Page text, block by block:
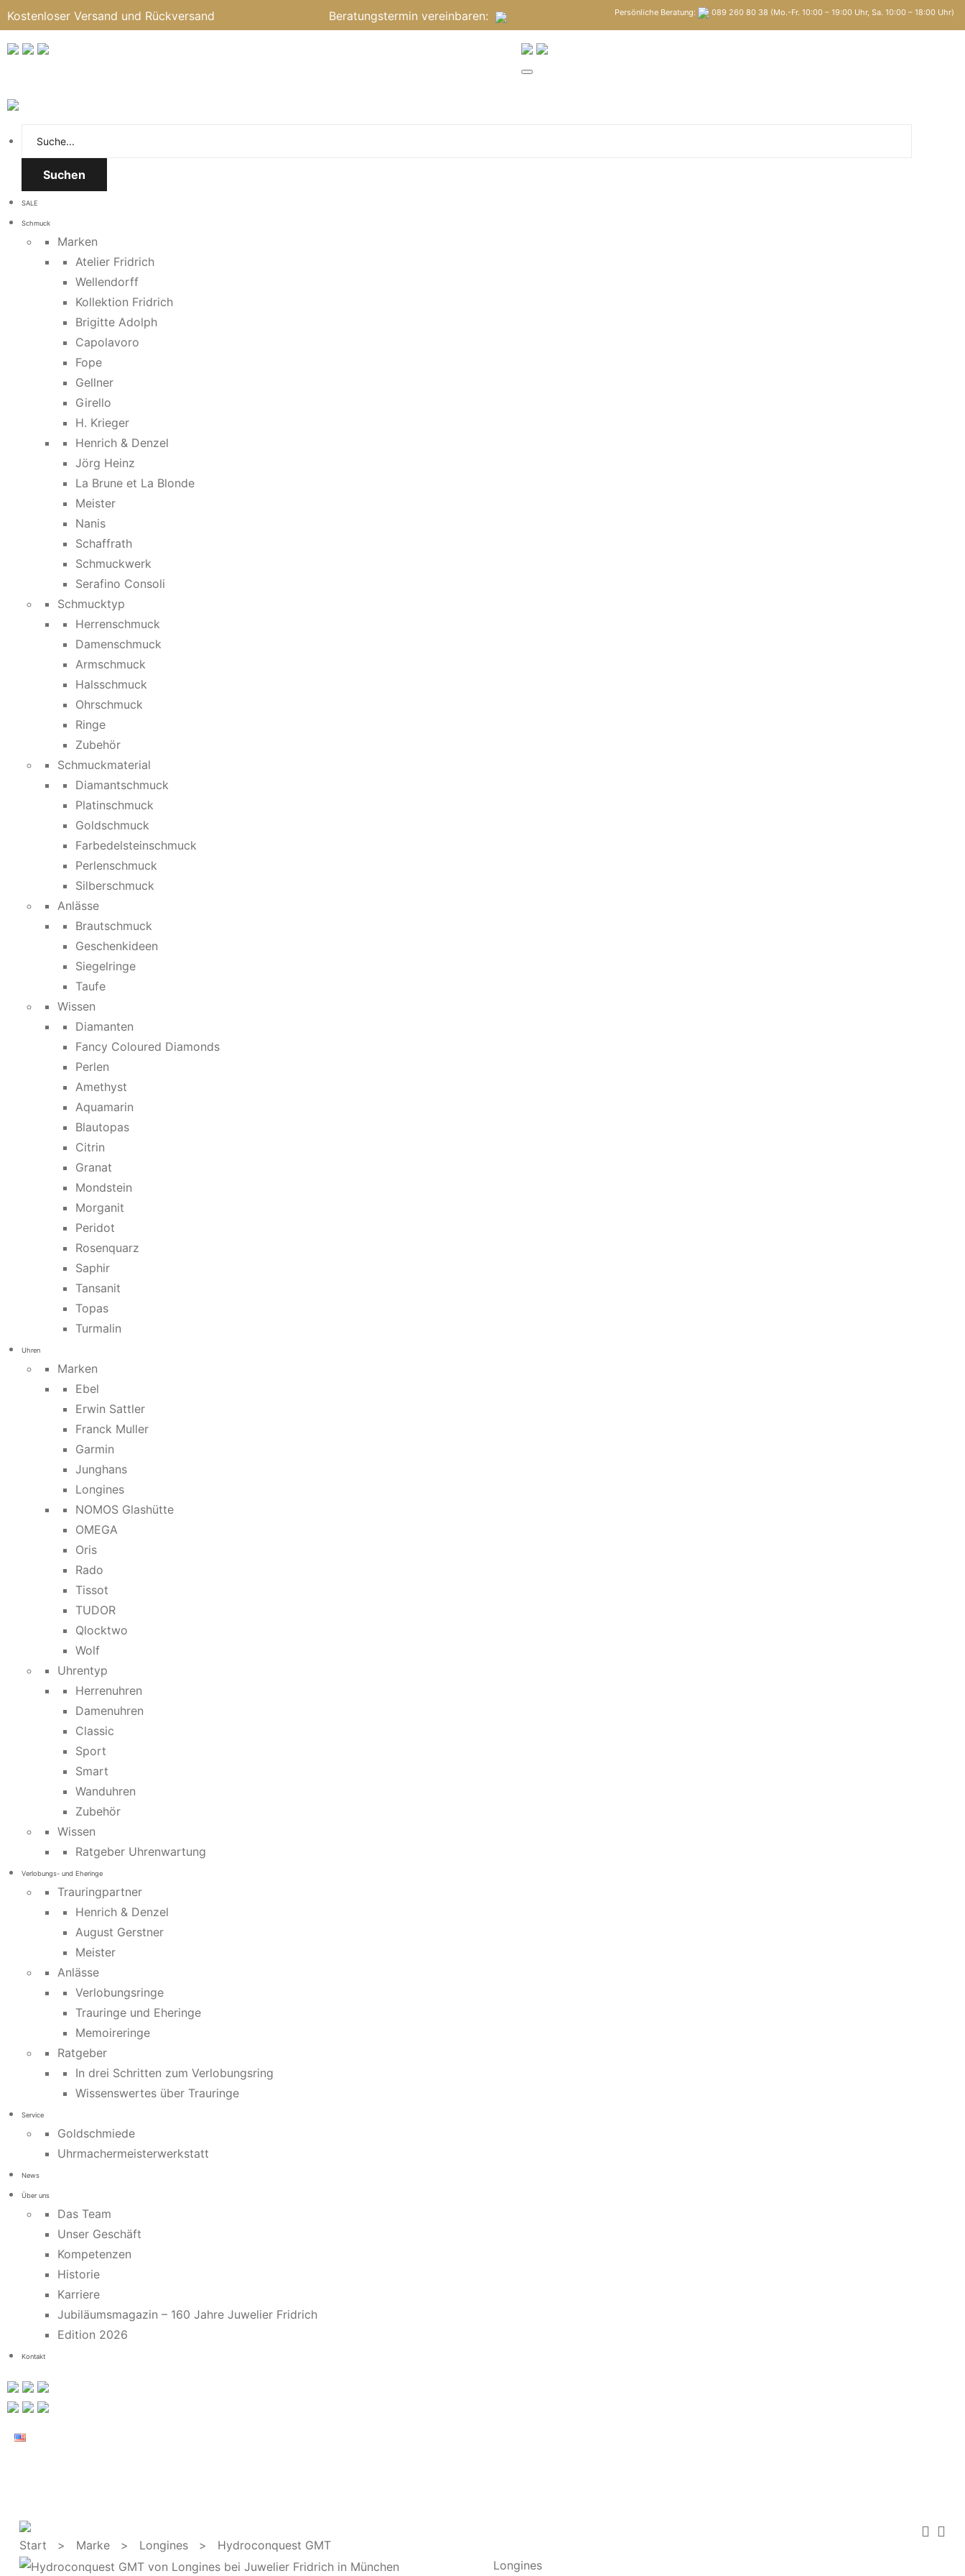
Kostenloser Versand und Rückversand Beratungstermin vereinbaren: Persönliche Beratung: 089 260 80 38 (Mo.-Fr. 10:00 – 19:00 Uhr, Sa. 10:00 – 18:00 Uhr)
Suchen
SALE
Schmuck
Marken
Atelier Fridrich
Wellendorff
Kollektion Fridrich
Brigitte Adolph
Capolavoro
Fope
Gellner
Girello
H. Krieger
Henrich & Denzel
Jörg Heinz
La Brune et La Blonde
Meister
Nanis
Schaffrath
Schmuckwerk
Serafino Consoli
Schmucktyp
Herrenschmuck
Damenschmuck
Armschmuck
Halsschmuck
Ohrschmuck
Ringe
Zubehör
Schmuckmaterial
Diamantschmuck
Platinschmuck
Goldschmuck
Farbedelsteinschmuck
Perlenschmuck
Silberschmuck
Anlässe
Brautschmuck
Geschenkideen
Siegelringe
Taufe
Wissen
Diamanten
Fancy Coloured Diamonds
Perlen
Amethyst
Aquamarin
Blautopas
Citrin
Granat
Mondstein
Morganit
Peridot
Rosenquarz
Saphir
Tansanit
Topas
Turmalin
Uhren
Marken
Ebel
Erwin Sattler
Franck Muller
Garmin
Junghans
Longines
NOMOS Glashütte
OMEGA
Oris
Rado
Tissot
TUDOR
Qlocktwo
Wolf
Uhrentyp
Herrenuhren
Damenuhren
Classic
Sport
Smart
Wanduhren
Zubehör
Wissen
Ratgeber Uhrenwartung
Verlobungs- und Eheringe
Trauringpartner
Henrich & Denzel
August Gerstner
Meister
Anlässe
Verlobungsringe
Trauringe und Eheringe
Memoireringe
Ratgeber
In drei Schritten zum Verlobungsring
Wissenswertes über Trauringe
Service
Goldschmiede
Uhrmachermeisterwerkstatt
News
Über uns
Das Team
Unser Geschäft
Kompetenzen
Historie
Karriere
Jubiläumsmagazin – 160 Jahre Juwelier Fridrich
Edition 2026
Kontakt
Start > Marke> Longines> Hydroconquest GMT
Longines